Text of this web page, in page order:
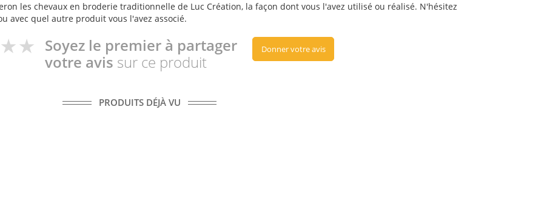
les chevaux en broderie traditionnelle de Luc Création, la façon dont vous l'avez utilisé ou réalisé. N'hésitez
avec quel autre produit vous l'avez associé.
Soyez le premier à partager
votre avis sur ce produit
Donner votre avis
PRODUITS DÉJÀ VU